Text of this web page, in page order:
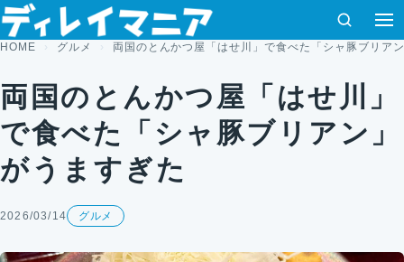
コンテンツへスキップ
検索
HOME グルメ 両国のとんかつ屋「はせ川」で食べた「シャ豚ブリア
両国のとんかつ屋「はせ川」
で食べた「シャ豚ブリアン」
がうますぎた
2026/03/14 グルメ